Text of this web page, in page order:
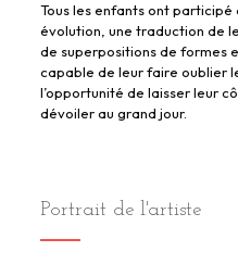
Tous les enfants ont
évolution, une traduction de
de superpositions de formes
capable de leur faire oublier
l’opportunité de laisser leur
dévoiler au grand jour.
Portrait de l'artiste